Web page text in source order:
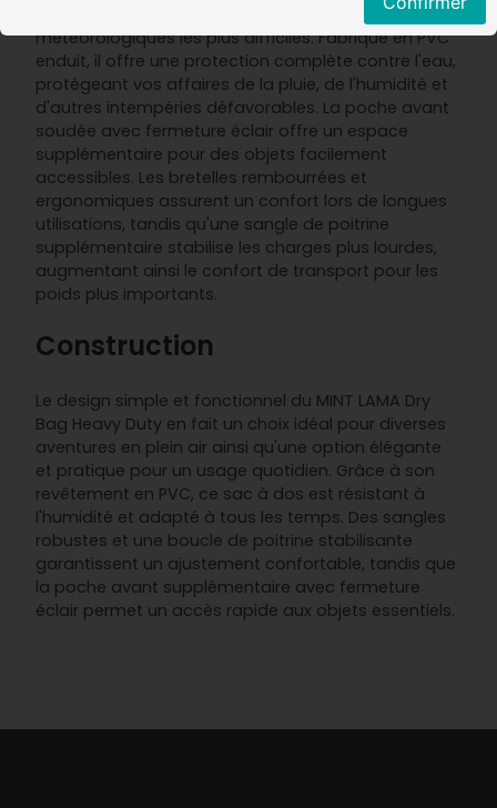
Ce sac à dos est conçu pour résister aux conditions
météorologiques les plus difficiles. Fabriqué en PVC
enduit, il offre une protection complète contre l'eau,
protégeant vos affaires de la pluie, de l'humidité et
d'autres intempéries défavorables. La poche avant
soudée avec fermeture éclair offre un espace
supplémentaire pour des objets facilement
accessibles. Les bretelles rembourrées et
ergonomiques assurent un confort lors de longues
utilisations, tandis qu'une sangle de poitrine
supplémentaire stabilise les charges plus lourdes,
augmentant ainsi le confort de transport pour les
poids plus importants.
Construction
Le design simple et fonctionnel du MINT LAMA Dry
Bag Heavy Duty en fait un choix idéal pour diverses
aventures en plein air ainsi qu'une option élégante
et pratique pour un usage quotidien. Grâce à son
revêtement en PVC, ce sac à dos est résistant à
l'humidité et adapté à tous les temps. Des sangles
robustes et une boucle de poitrine stabilisante
garantissent un ajustement confortable, tandis que
la poche avant supplémentaire avec fermeture
éclair permet un accès rapide aux objets essentiels.